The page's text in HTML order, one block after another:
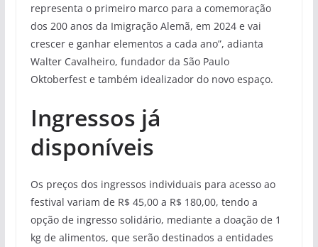
representa o primeiro marco para a comemoração
dos 200 anos da Imigração Alemã, em 2024 e vai
crescer e ganhar elementos a cada ano”, adianta
Walter Cavalheiro, fundador da São Paulo
Oktoberfest e também idealizador do novo espaço.
Ingressos já
disponíveis
Os preços dos ingressos individuais para acesso ao
festival variam de R$ 45,00 a R$ 180,00, tendo a
opção de ingresso solidário, mediante a doação de 1
kg de alimentos, que serão destinados a entidades